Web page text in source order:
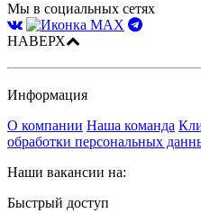
Мы в социальных сетях
НАВЕРХ
Информация
О компании Наша команда
обработки персональных
Наши вакансии на:
Быстрый доступ